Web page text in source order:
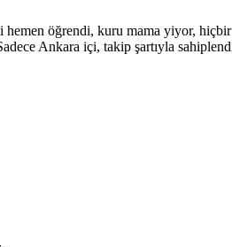
hemen öğrendi, kuru mama yiyor,
Ankara içi, takip şartıyla